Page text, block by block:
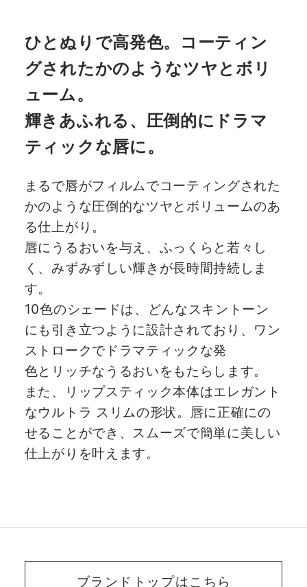
ひとぬりで高発色。コーティン
グされたかのようなツヤとボリ
ューム。
輝きあふれる、圧倒的にドラマ
ティックな唇に。
まるで唇がフィルムでコーティングされた
かのような圧倒的なツヤとボリュームのあ
る仕上がり。
唇にうるおいを与え、ふっくらと若々し
く、みずみずしい輝きが長時間持続しま
す。
10色のシェードは、どんなスキントーン
にも引き立つように設計されており、ワン
ストロークでドラマティックな発
色とリッチなうるおいをもたらします。
また、リップスティック本体はエレガント
なウルトラ スリムの形状。唇に正確にの
せることができ、スムーズで簡単に美しい
仕上がりを叶えます。
ブランドトップはこちら